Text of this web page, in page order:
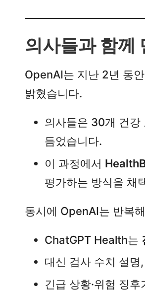
의사들과 함께
OpenAI는 지난 2년 동
밝혔습니다.​
의사들은 30개 건강
듬었습니다.​
이 과정에서
평가하는 방식을 채
동시에 OpenAI는 반복
ChatGPT Health는
대신 검사 수치 설명
긴급 상황·위험 징